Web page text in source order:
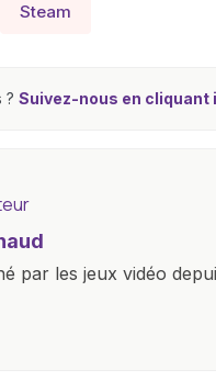
Steam
? Suivez-nous en cliquant
par les jeux vidéo
m'a conduit à